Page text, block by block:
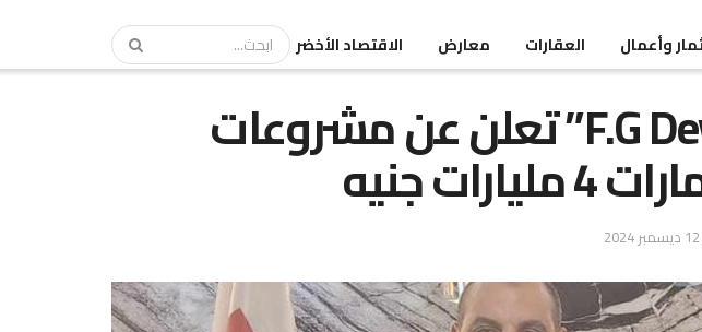
وأعمال العقارات معارض الاقتصاد الأخضر
“F.G Developments” تعلن عن مشروعات
جنيه